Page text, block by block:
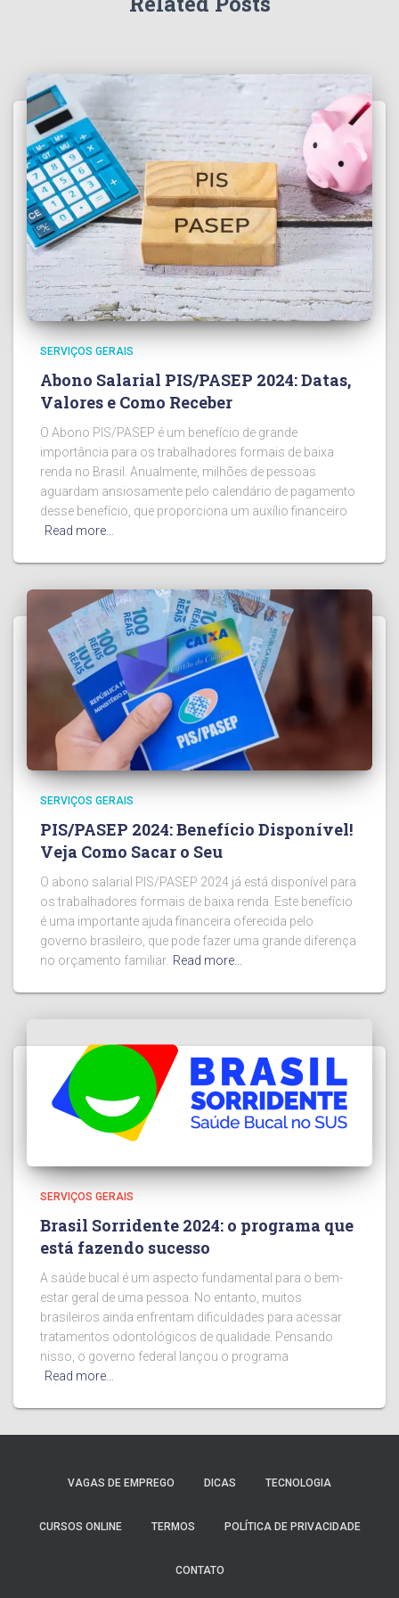
SERVIÇOS GERAIS
Abono Salarial PIS/PASEP 2024: Datas,
Valores e Como Receber
O Abono PIS/PASEP é um benefício de grande
importância para os trabalhadores formais de baixa
renda no Brasil. Anualmente, milhões de pessoas
aguardam ansiosamente pelo calendário de pagamento
desse benefício, que proporciona um auxílio financeiro
Read more…
SERVIÇOS GERAIS
PIS/PASEP 2024: Benefício Disponível!
Veja Como Sacar o Seu
O abono salarial PIS/PASEP 2024 já está disponível para
os trabalhadores formais de baixa renda. Este benefício
é uma importante ajuda financeira oferecida pelo
governo brasileiro, que pode fazer uma grande diferença
no orçamento familiar. Read more…
SERVIÇOS GERAIS
Brasil Sorridente 2024: o programa que
está fazendo sucesso
A saúde bucal é um aspecto fundamental para o bem-
estar geral de uma pessoa. No entanto, muitos
brasileiros ainda enfrentam dificuldades para acessar
tratamentos odontológicos de qualidade. Pensando
nisso, o governo federal lançou o programa
Read more…
VAGAS DE EMPREGO DICAS TECNOLOGIA
CURSOS ONLINE TERMOS POLÍTICA DE PRIVACIDADE
CONTATO